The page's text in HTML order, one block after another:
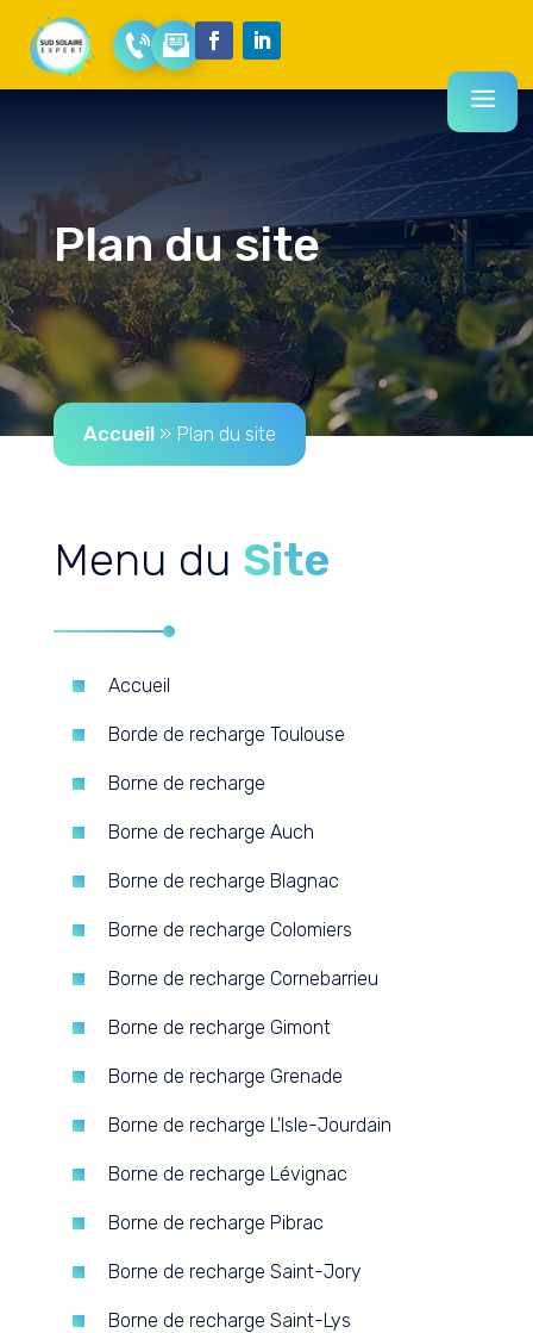
Plan du site
Accueil» Plan du site
Menu du Site
Accueil
Borde de recharge Toulouse
Borne de recharge
Borne de recharge Auch
Borne de recharge Blagnac
Borne de recharge Colomiers
Borne de recharge Cornebarrieu
Borne de recharge Gimont
Borne de recharge Grenade
Borne de recharge L'Isle-Jourdain
Borne de recharge Lévignac
Borne de recharge Pibrac
Borne de recharge Saint-Jory
Borne de recharge Saint-Lys